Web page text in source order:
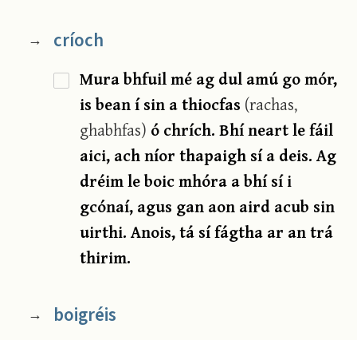
→ críoch
Mura bhfuil mé ag dul amú go mór,
is bean í sin a thiocfas (rachas,
ghabhfas) ó chrích. Bhí neart le fáil
aici, ach níor thapaigh sí a deis. Ag
dréim le boic mhóra a bhí sí i
gcónaí, agus gan aon aird acub sin
uirthi. Anois, tá sí fágtha ar an trá
thirim.
→ boigréis